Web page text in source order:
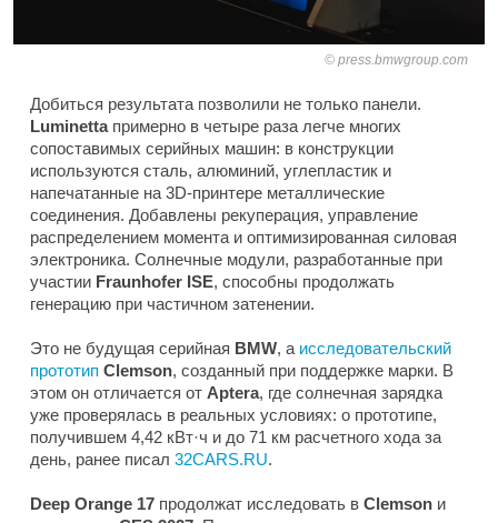
press.bmwgroup.com
Добиться результата позволили не только панели.
Luminettaпримерно в четыре раза легче многих
сопоставимых серийных машин: в конструкции
используются сталь, алюминий, углепластик и
напечатанные на 3D-принтере металлические
соединения. Добавлены рекуперация, управление
распределением момента и оптимизированная силовая
электроника. Солнечные модули, разработанные при
участии Fraunhofer ISE, способны продолжать
генерацию при частичном затенении.
Это не будущая серийная BMW, а исследовательский
прототип Clemson, созданный при поддержке марки. В
этом он отличается от Aptera, где солнечная зарядка
уже проверялась в реальных условиях: о прототипе,
получившем 4,42 кВт·ч и до 71 км расчетного хода за
день, ранее писал 32CARS.RU.
Deep Orange 17 продолжат исследовать в Clemson и